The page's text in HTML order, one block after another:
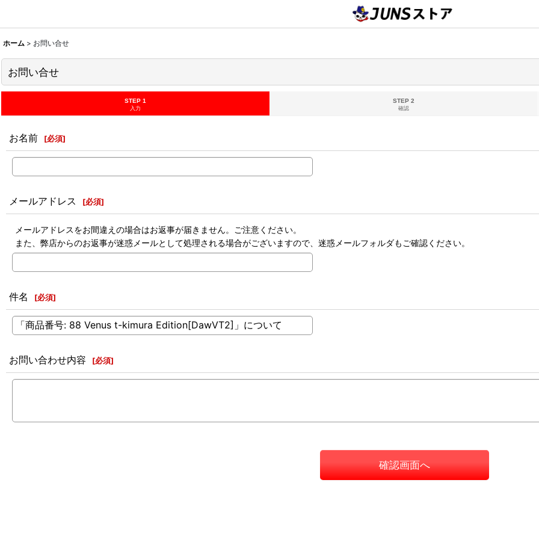
ホーム > お問い合せ
お問い合せ
STEP 1
入力
STEP 2
確認
お名前 [必須]
メールアドレス [必須]
メールアドレスをお間違えの場合はお返事が届きません。ご注意ください。
また、弊店からのお返事が迷惑メールとして処理される場合がございますので、迷惑メールフォルダもご確認ください。
件名 [必須]
お問い合わせ内容 [必須]
確認画面へ